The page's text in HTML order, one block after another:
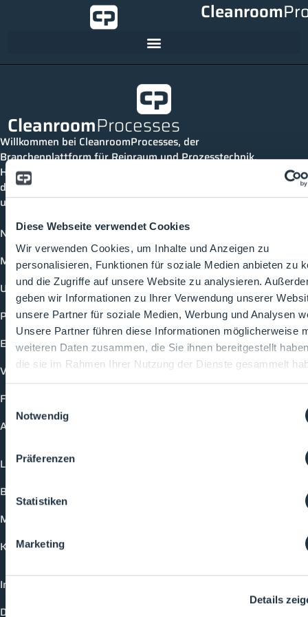
Diese Webseite verwendet Cookies
Wir verwenden Cookies, um Inhalte und Anzeigen zu
personalisieren, Funktionen für soziale Medien anbieten zu
und die Zugriffe auf unsere Website zu analysieren.
geben wir Informationen zu Ihrer Verwendung unserer
unsere Partner für soziale Medien, Werbung und Analysen
Unsere Partner führen diese Informationen möglicherweise
weiteren Daten zusammen, die Sie ihnen bereitgestellt
die sie im Rahmen Ihrer Nutzung der Dienste gesammelt
Einwilligungsauswahl
Notwendig
Präferenzen
Statistiken
Marketing
Details
Cleanroom
CleanroomProcesses
Willkommen bei CleanroomProcesses, der
Branchenplattform für Reinraum und Prozesstechnik.
Hier bleibst du immer auf dem neuesten Stand, kannst
dich mit anderen verknüpfen und alle relevanten Themen
und Events der Branche entdecken.
News
Mediathek
Unternehmen
Produkte
Events
Vorträge
Future-Faces
Academy
Login
Buchungsmöglichkeiten
Medienformate
Kontakt
Impressum
Datenschutzerklärung